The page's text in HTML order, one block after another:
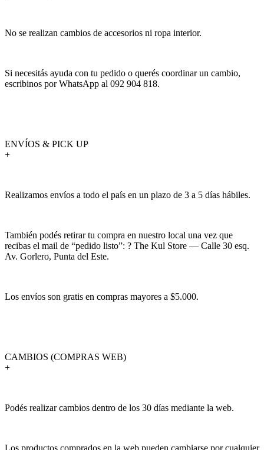
No se realizan cambios de accesorios ni ropa interior.
Si necesitás ayuda con tu pedido o querés coordinar un cambio,
escribinos por WhatsApp al 092 904 818.
ENVÍOS & PICK UP
+
Realizamos envíos a todo el país en un plazo de 3 a 5 días hábiles.
También podés retirar tu compra en nuestro local una vez que
recibas el mail de “pedido listo”: ? The Kul Store — Calle 30 esq.
Av. Gorlero, Punta del Este.
Los envíos son gratis en compras mayores a $5.000.
CAMBIOS (COMPRAS WEB)
+
Podés realizar cambios dentro de los 30 días mediante la web.
Los productos comprados en la web pueden cambiarse por cualquier